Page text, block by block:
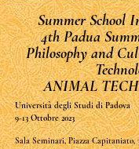
Summer School
4th Padua
Philosophy and
ANIMAL
Università degli Studi di Padova
9-13 Ottobre 2023
Sala Seminari, Piazza Capitaniato,